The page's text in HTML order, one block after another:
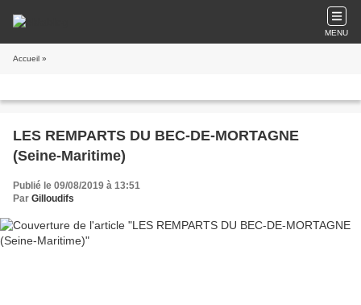
MENU
Accueil »
LES REMPARTS DU BEC-DE-MORTAGNE
(Seine-Maritime)
Publié le 09/08/2019 à 13:51
Par Gilloudifs